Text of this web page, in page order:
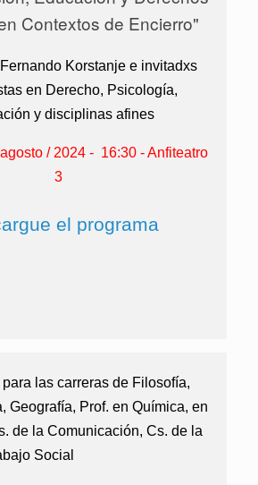
Contextos de Encierro"
Korstanje e invitadxs
en Derecho, Psicología,
y disciplinas afines
/ 2024 - 16:30 - Anfiteatro
3
el programa
las carreras de Filosofía,
Geografía, Prof. en Química, en
de la Comunicación, Cs. de la
Social